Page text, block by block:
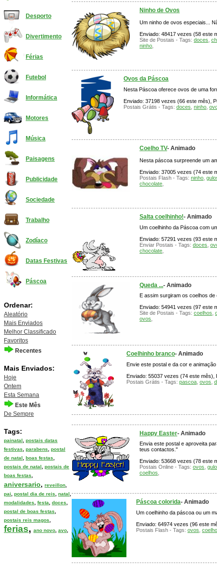
Desporto
Divertimento
Férias
Futebol
Informática
Motores
Música
Paisagens
Publicidade
Sociedade
Trabalho
Zodíaco
Datas Festivas
Páscoa
Ordenar:
Aleatório
Mais Enviados
Melhor Classificado
Favoritos
Recentes
Mais Enviados:
Hoje
Ontem
Esta Semana
Este Mês
De Sempre
Tags:
painatal
postais datas
festivas
parabens
postal
de natal
boas festas
postais de natal
postais de
boas festas
aniversario, reveillon
pai
postal dia de reis natal
modalidades
festa doces
postal de boas festas
postais reis magos
ferias, ano novo avo
Ninho de Ovos
Um ninho de ovos especiais...
Enviado: 48417 vezes (58 este
Site de Postais - Tags: doces
ninho
Ovos da Páscoa
Nesta Páscoa oferece ovos de uma
Enviado: 37198 vezes (66 este mês),
Postais Grátis - Tags: doces ninho
Coelho TV- Animado
Nesta páscoa surpreende um
Enviado: 37005 vezes (74 este
Postais Flash - Tags: ninho
chocolate
Salta coelhinho!- Animado
Um coelhinho da Páscoa com
Enviado: 57291 vezes (93 este
Enviar Postais - Tags: doces
chocolate
Queda ...- Animado
E assim surgiram os coelhos
Enviado: 54941 vezes (97 este
Site de Postais - Tags: coelhos
ovos
Coelhinho branco- Animado
Envie este postal e da cor e
Enviado: 55037 vezes (74 este
Postais Grátis - Tags: pascoa ovos
Happy Easter- Animado
Envia este postal e aproveita
teus contactos."
Enviado: 53668 vezes (78 este
Postais Online - Tags: ovos
coelhos
Páscoa colorida- Animado
Um coelhinho da páscoa ou um
Enviado: 64974 vezes (96 este
Postais Flash - Tags: ovos